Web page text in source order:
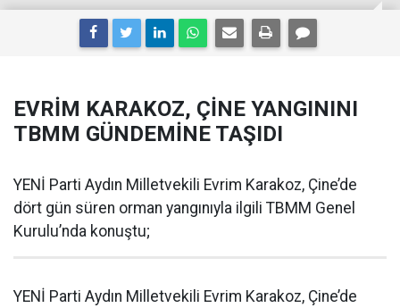
EVRİM KARAKOZ, ÇİNE YANGININI
TBMM GÜNDEMİNE TAŞIDI
YENİ Parti Aydın Milletvekili Evrim Karakoz, Çine’de
dört gün süren orman yangınıyla ilgili TBMM Genel
Kurulu’nda konuştu;
YENİ Parti Aydın Milletvekili Evrim Karakoz, Çine’de